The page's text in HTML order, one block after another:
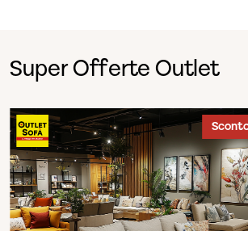
Super Offerte Outlet